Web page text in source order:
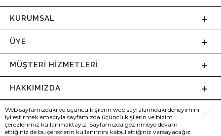
KURUMSAL
ÜYE
MÜŞTERI HIZMETLERI
HAKKIMIZDA
Web sayfamızdaki ve üçüncü kişilerin web sayfalarındaki deneyimini
iyileştirmek amacıyla sayfamızda üçüncü kişilerin ve bizim
çerezlerimiz kullanmaktayız. Sayfamızda gezinmeye devam
ettiğiniz de bu çerezlerin kullanımını kabul ettiğiniz varsayacağız.